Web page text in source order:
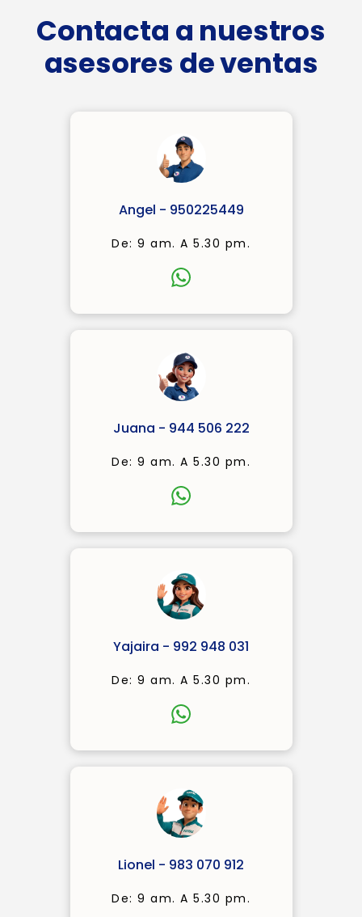
Contacta a nuestros
asesores de ventas
Angel - 950225449
De: 9 am. A 5.30 pm.
Juana - 944 506 222
De: 9 am. A 5.30 pm.
Yajaira - 992 948 031
De: 9 am. A 5.30 pm.
Lionel - 983 070 912
De: 9 am. A 5.30 pm.